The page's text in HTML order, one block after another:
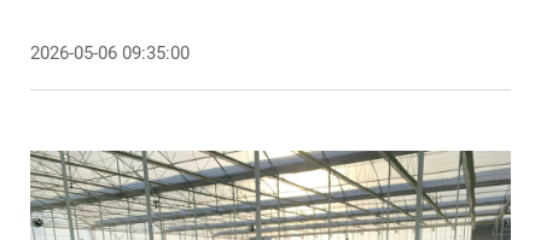
2026-05-06 09:35:00